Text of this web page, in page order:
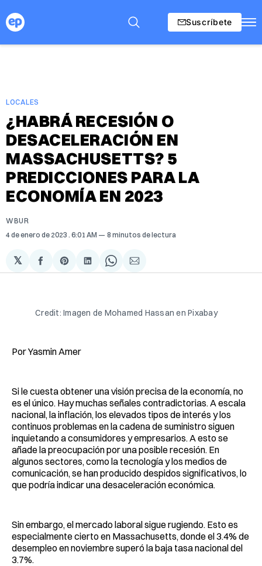
Suscríbete
LOCALES
¿HABRÁ RECESIÓN O
DESACELERACIÓN EN
MASSACHUSETTS? 5
PREDICCIONES PARA LA
ECONOMÍA EN 2023
WBUR
4 de enero de 2023 . 6:01 AM 8 minutos de lectura
𝕏
Compartir
en
Share
on
Compartir
en
Share
on
Compartir
via
Credit: Imagen de Mohamed Hassan en Pixabay
Por Yasmin Amer
Si le cuesta obtener una visión precisa de la economía, no
es el único. Hay muchas señales contradictorias. A escala
nacional, la inflación, los elevados tipos de interés y los
continuos problemas en la cadena de suministro siguen
inquietando a consumidores y empresarios. A esto se
añade la preocupación por una posible recesión. En
algunos sectores, como la tecnología y los medios de
comunicación, se han producido despidos significativos, lo
que podría indicar una desaceleración económica.
Sin embargo, el mercado laboral sigue rugiendo. Esto es
especialmente cierto en Massachusetts, donde el 3.4% de
desempleo en noviembre superó la baja tasa nacional del
3.7%.